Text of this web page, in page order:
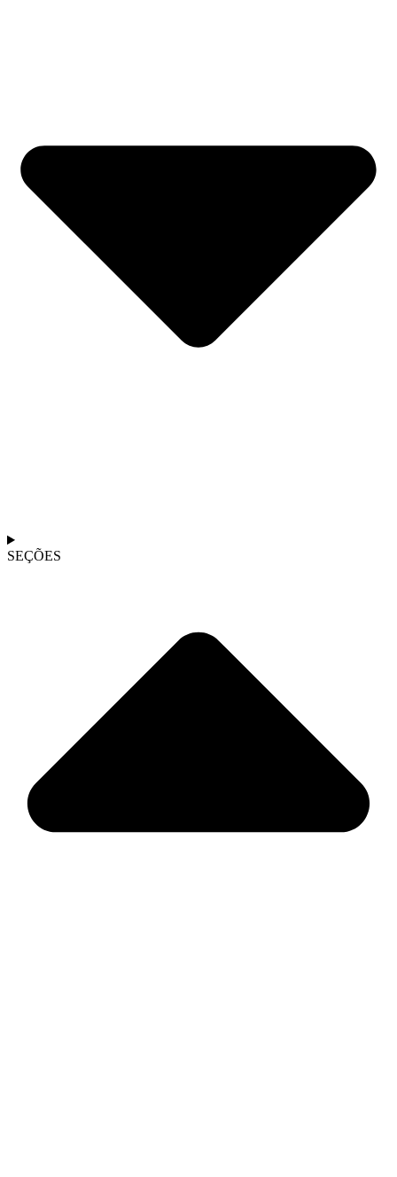
SEÇÕES